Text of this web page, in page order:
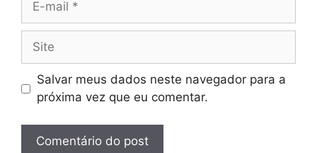
Site
Salvar meus dados neste navegador para a
próxima vez que eu comentar.